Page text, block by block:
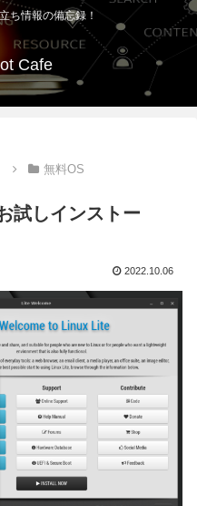
ち情報の備忘録！
Cafe
無料OS
試しインストー
2022.10.06